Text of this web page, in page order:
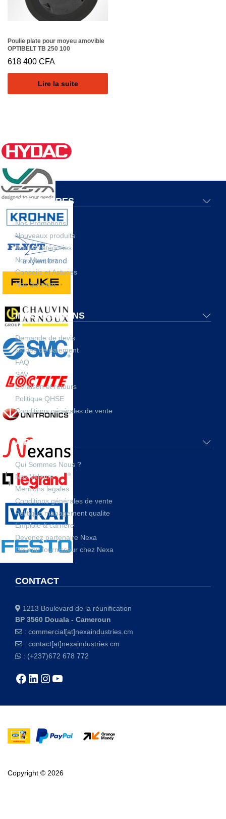
Poulie plate pour moyeu amovible
OPTIBELT TB 250 100
618 400 CFA
Lire la suite
NOS OFFRES
Nos Promotions
Nouveaux produits
Toutes catégories
Nos Marques
Conseils et Astuces
Nos Services
INFORMATIONS
Demande de devis
Modes de paiement
FAQ
SAV
Livraison et retours
Politique QHSE
Conditions générales de vente
A PROPOS
Qui Sommes Nous ?
Nos Valeurs
Mentions legales
Conditions générales de vente
Politique management qualite
Emploie & carrière
Devenez partenaire Nexa
Devenir fournisseur chez Nexa
CONTACT
1213 Boulevard de la réunification
BP 3560 Douala - Cameroun
: commercial[at]nexaindustries.cm
: contact[at]nexaindustries.cm
: (+237)672 678 772
Copyright © 2026